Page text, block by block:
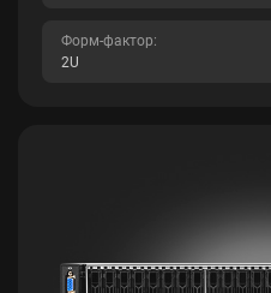
Форм-фактор:
2U